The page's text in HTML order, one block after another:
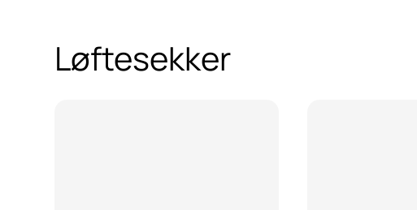
Løftesekker